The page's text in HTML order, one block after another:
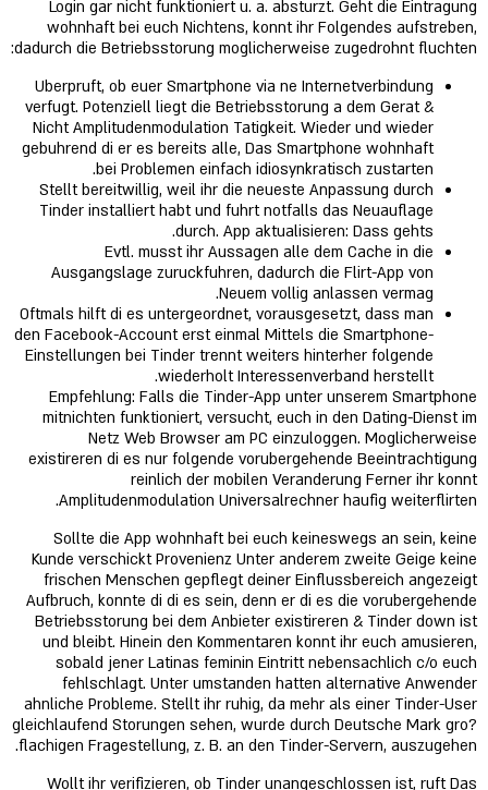
Login gar nicht funktioniert u. a. absturzt. Geht die Eintragung
wohnhaft bei euch Nichtens, konnt ihr Folgendes aufstreben,
dadurch die Betriebsstorung moglicherweise zugedrohnt fluchten:
Uberpruft, ob euer Smartphone via ne Internetverbindung
verfugt. Potenziell liegt die Betriebsstorung a dem Gerat &
Nicht Amplitudenmodulation Tatigkeit. Wieder und wieder
gebuhrend di er es bereits alle, Das Smartphone wohnhaft
bei Problemen einfach idiosynkratisch zustarten.
Stellt bereitwillig, weil ihr die neueste Anpassung durch
Tinder installiert habt und fuhrt notfalls das Neuauflage
durch. App aktualisieren: Dass gehts.
Evtl. musst ihr Aussagen alle dem Cache in die
Ausgangslage zuruckfuhren, dadurch die Flirt-App von
Neuem vollig anlassen vermag.
Oftmals hilft di es untergeordnet, vorausgesetzt, dass man
den Facebook-Account erst einmal Mittels die Smartphone-
Einstellungen bei Tinder trennt weiters hinterher folgende
wiederholt Interessenverband herstellt.
Empfehlung: Falls die Tinder-App unter unserem Smartphone
mitnichten funktioniert, versucht, euch in den Dating-Dienst im
Netz Web Browser am PC einzuloggen. Moglicherweise
existireren di es nur folgende vorubergehende Beeintrachtigung
reinlich der mobilen Veranderung Ferner ihr konnt
Amplitudenmodulation Universalrechner haufig weiterflirten.
Sollte die App wohnhaft bei euch keineswegs an sein, keine
Kunde verschickt Provenienz Unter anderem zweite Geige keine
frischen Menschen gepflegt deiner Einflussbereich angezeigt
Aufbruch, konnte di di es sein, denn er di es die vorubergehende
Betriebsstorung bei dem Anbieter existireren & Tinder down ist
und bleibt. Hinein den Kommentaren konnt ihr euch amusieren,
sobald jener Latinas feminin Eintritt nebensachlich c/o euch
fehlschlagt. Unter umstanden hatten alternative Anwender
ahnliche Probleme. Stellt ihr ruhig, da mehr als einer Tinder-User
gleichlaufend Storungen sehen, wurde durch Deutsche Mark gro?
flachigen Fragestellung, z. B. an den Tinder-Servern, auszugehen.
Wollt ihr verifizieren, ob Tinder unangeschlossen ist, ruft Das